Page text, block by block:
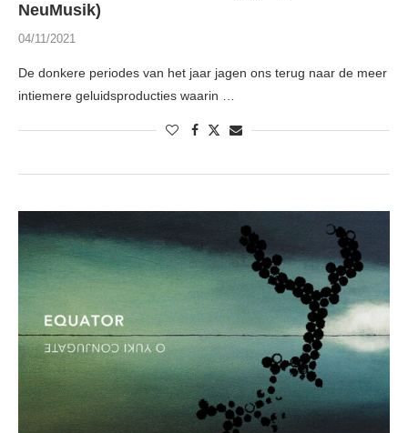
NeuMusik)
04/11/2021
De donkere periodes van het jaar jagen ons terug naar de meer
intiemere geluidsproducties waarin …